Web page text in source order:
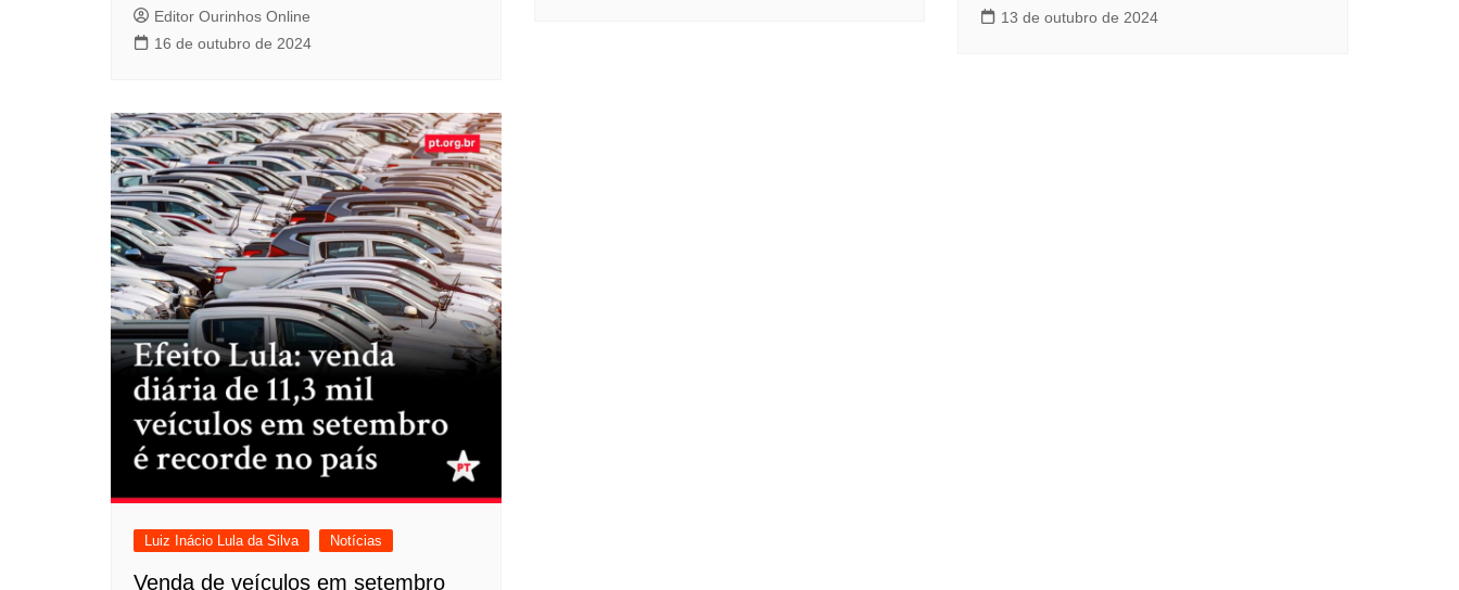
Editor Ourinhos Online
16 de outubro de 2024
13 de outubro de 2024
Luiz Inácio Lula da Silva Notícias
Venda de veículos em setembro